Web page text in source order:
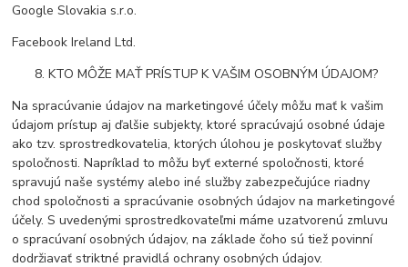
Google Slovakia s.r.o.
Facebook Ireland Ltd.
KTO MÔŽE MAŤ PRÍSTUP K VAŠIM OSOBNÝM ÚDAJOM?
Na spracúvanie údajov na marketingové účely môžu mať k vašim
údajom prístup aj ďalšie subjekty, ktoré spracúvajú osobné údaje
ako tzv. sprostredkovatelia, ktorých úlohou je poskytovať služby
spoločnosti. Napríklad to môžu byť externé spoločnosti, ktoré
spravujú naše systémy alebo iné služby zabezpečujúce riadny
chod spoločnosti a spracúvanie osobných údajov na marketingové
účely. S uvedenými sprostredkovateľmi máme uzatvorenú zmluvu
o spracúvaní osobných údajov, na základe čoho sú tiež povinní
dodržiavať striktné pravidlá ochrany osobných údajov.